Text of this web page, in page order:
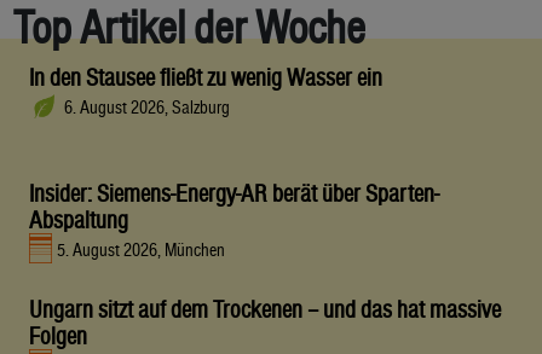
Top Artikel der Woche
In den Stausee fließt zu wenig Wasser ein
6. August 2026, Salzburg
Insider: Siemens-Energy-AR berät über Sparten-
Abspaltung
5. August 2026, München
Ungarn sitzt auf dem Trockenen – und das hat massive
Folgen